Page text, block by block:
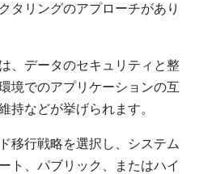
タリングのアプローチがあり
、データのセキュリティと整
境でのアプリケーションの互
持などが挙げられます。
移行戦略を選択し、システム
ト、パブリック、またはハイ